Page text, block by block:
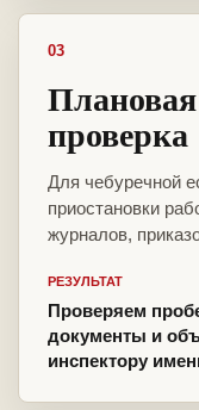
03
проверка
Для чебуречной
приостановки
журналов,
РЕЗУЛЬТАТ
Проверяем
документы и
инспектору